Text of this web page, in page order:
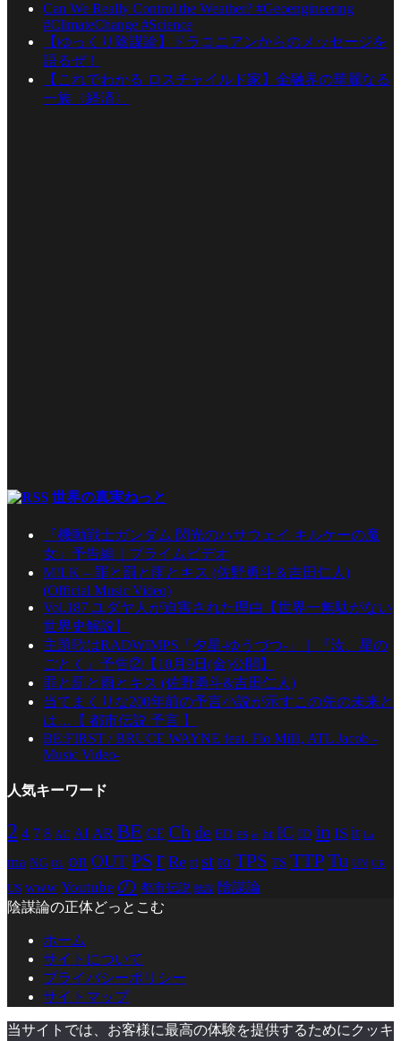
Can We Really Control the Weather? #Geoengineering
#ClimateChange #Science
【ゆっくり陰謀論】ドラコニアンからのメッセージを
語るぜ！
【これでわかる ロスチャイルド家】金融界の華麗なる
一族〈経済〉
世界の真実ねっと
『機動戦士ガンダム 閃光のハサウェイ キルケーの魔
女』予告編｜プライムビデオ
M!LK – 罪と罰と雨とキス (佐野勇斗＆吉田仁人)
(Official Music Video)
Vol.187 ユダヤ人が迫害された理由【世界一無駄がない
世界史解説】
主題歌はRADWIMPS「夕星-ゆうづつ-」｜『汝、星の
ごとく』予告②【10月9日(金)公開】
罪と罰と雨とキス (佐野勇斗&吉田仁人)
当てまくりな200年前の予言小説が示すこの先の未来と
は…【 都市伝説 予言 】
BE:FIRST / BRUCE WAYNE feat. Flo Milli, ATL Jacob -
Music Video-
人気キーワード
2 4 7 8 AC AI AR BE CE Ch de ED es et ht IC ID in IS it La
ma NG OL on OUTPS r Re rt stto TPS TS TTPTu UN UR
US www Youtube の 都市伝説 陰謀 陰謀論
陰謀論の正体どっとこむ
ホーム
サイトについて
プライバシーポリシー
サイトマップ
当サイトでは、お客様に最高の体験を提供するためにクッキ